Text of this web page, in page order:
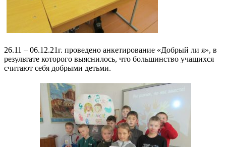
26.11 – 06.12.21г. проведено анкетирование «Добрый ли я», в
результате которого выяснилось, что большинство учащихся
считают себя добрыми детьми.